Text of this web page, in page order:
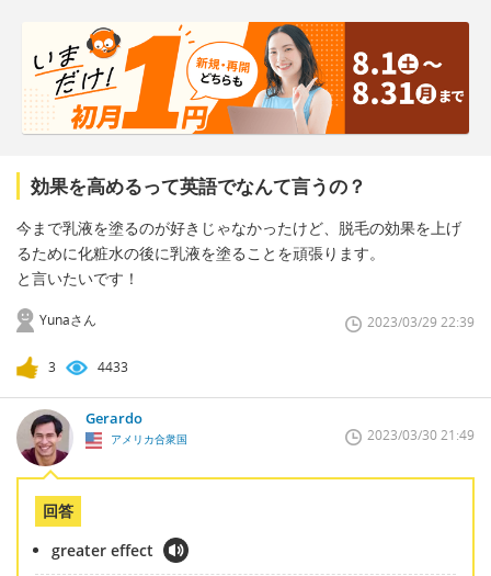
効果を高めるって英語でなんて言うの？
今まで乳液を塗るのが好きじゃなかったけど、脱毛の効果を上げ
るために化粧水の後に乳液を塗ることを頑張ります。
と言いたいです！
Yunaさん 2023/03/29 22:39
3 4433
Gerardo
アメリカ合衆国 2023/03/30 21:49
回答
greater effect